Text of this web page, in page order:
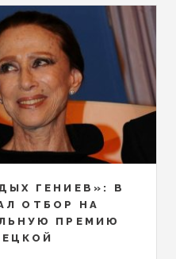
ГЕНИЕВ»: В
ОТБОР НА
ПРЕМИЮ